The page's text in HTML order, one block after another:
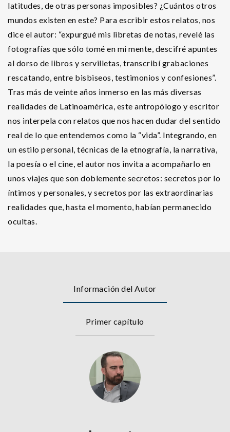
latitudes, de otras personas imposibles? ¿Cuántos otros
mundos existen en este? Para escribir estos relatos, nos
dice el autor: “expurgué mis libretas de notas, revelé las
fotografías que sólo tomé en mi mente, descifré apuntes
al dorso de libros y servilletas, transcribí grabaciones
rescatando, entre bisbiseos, testimonios y confesiones”.
Tras más de veinte años inmerso en las más diversas
realidades de Latinoamérica, este antropólogo y escritor
nos interpela con relatos que nos hacen dudar del sentido
real de lo que entendemos como la “vida”. Integrando, en
un estilo personal, técnicas de la etnografía, la narrativa,
la poesía o el cine, el autor nos invita a acompañarlo en
unos viajes que son doblemente secretos: secretos por lo
íntimos y personales, y secretos por las extraordinarias
realidades que, hasta el momento, habían permanecido
ocultas.
Información del Autor
Primer capítulo